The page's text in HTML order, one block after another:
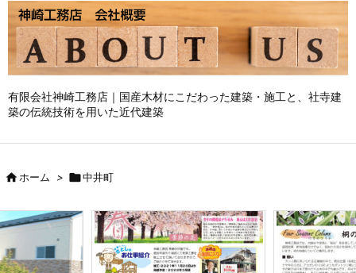
有限会社神崎工務店｜国産木材にこだわった建築・施工と、社寺建
築の伝統技術を用いた近代建築
ホーム > 中井町